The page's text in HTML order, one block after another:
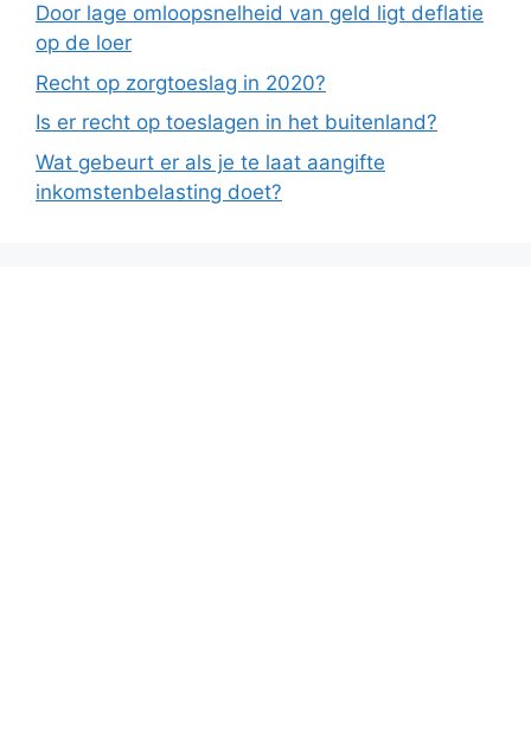
Door lage omloopsnelheid van geld ligt deflatie
op de loer
Recht op zorgtoeslag in 2020?
Is er recht op toeslagen in het buitenland?
Wat gebeurt er als je te laat aangifte
inkomstenbelasting doet?